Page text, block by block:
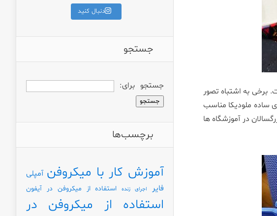
برخی به اشتباه تصور
ساده ملودیکا مناسب
در آموزشگاه ها
دنبال کنید
جستجو
جستجو برای:
برچسب‌ها
آموزش کار با میکروفن آمپلی
فایر
اجرای زنده استفاده از میکروفن در آیفون
استفاده از میکروفن در